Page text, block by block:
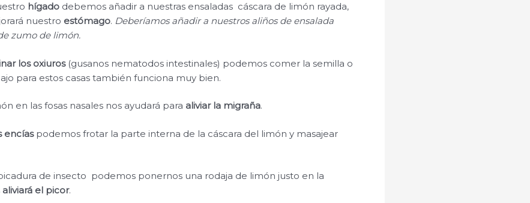
hígado debemos añadir a nuestras ensaladas cáscara de limón rayada,
nuestro estómago. Deberíamos añadir a nuestros aliños de ensalada
zumo de limón.
los oxiuros(gusanos nematodos intestinales) podemos comer la semilla o
para estos casas también funciona muy bien.
en las fosas nasales nos ayudará para aliviar la migraña.
encías podemos frotar la parte interna de la cáscara del limón y masajear
de insecto podemos ponernos una rodaja de limón justo en la
aliviará el picor.